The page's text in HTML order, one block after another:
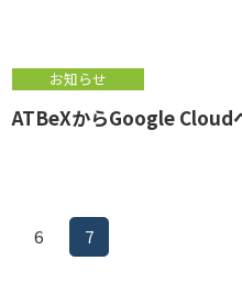
お知らせ
ATBeXからGoogle Cloud
6 7